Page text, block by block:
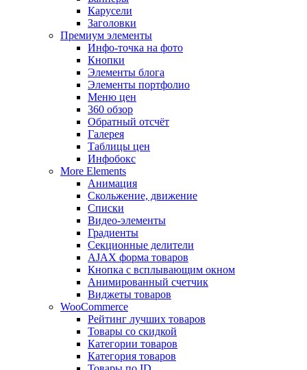
Карусели
Заголовки
Премиум элементы
Инфо-точка на фото
Кнопки
Элементы блога
Элементы портфолио
Меню цен
360 обзор
Обратный отсчёт
Галерея
Таблицы цен
Инфобокс
More Elements
Анимация
Скольжение, движение
Списки
Видео-элементы
Градиенты
Секционные делители
AJAX форма товаров
Кнопка с всплывающим окном
Анимированный счетчик
Виджеты товаров
WooCommerce
Рейтинг лучших товаров
Товары со скидкой
Категории товаров
Категория товаров